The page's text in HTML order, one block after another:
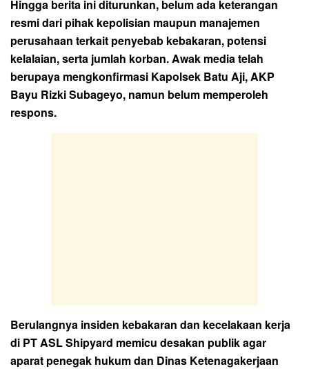
Hingga berita ini diturunkan, belum ada keterangan
resmi dari pihak kepolisian maupun manajemen
perusahaan terkait penyebab kebakaran, potensi
kelalaian, serta jumlah korban. Awak media telah
berupaya mengkonfirmasi Kapolsek Batu Aji, AKP
Bayu Rizki Subageyo, namun belum memperoleh
respons.
Berulangnya insiden kebakaran dan kecelakaan kerja
di PT ASL Shipyard memicu desakan publik agar
aparat penegak hukum dan Dinas Ketenagakerjaan